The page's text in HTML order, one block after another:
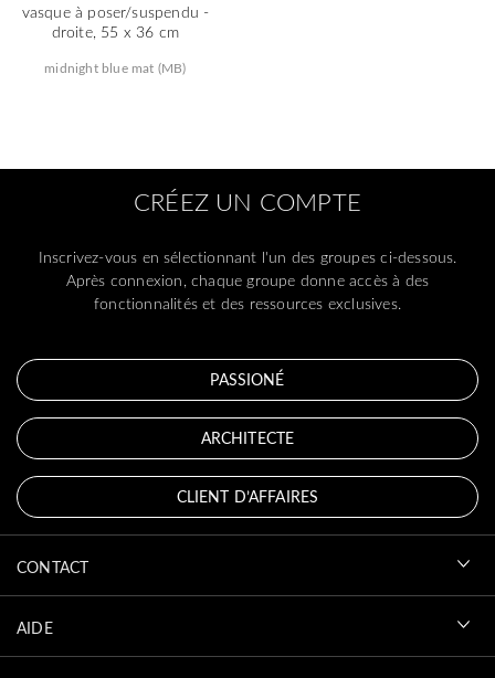
vasque à poser/suspendu -
droite, 55 x 36 cm
midnight blue mat (MB)
CRÉEZ UN COMPTE
Inscrivez-vous en sélectionnant l'un des groupes ci-dessous.
Après connexion, chaque groupe donne accès à des
fonctionnalités et des ressources exclusives.
PASSIONÉ
ARCHITECTE
CLIENT D’AFFAIRES
CONTACT
AIDE